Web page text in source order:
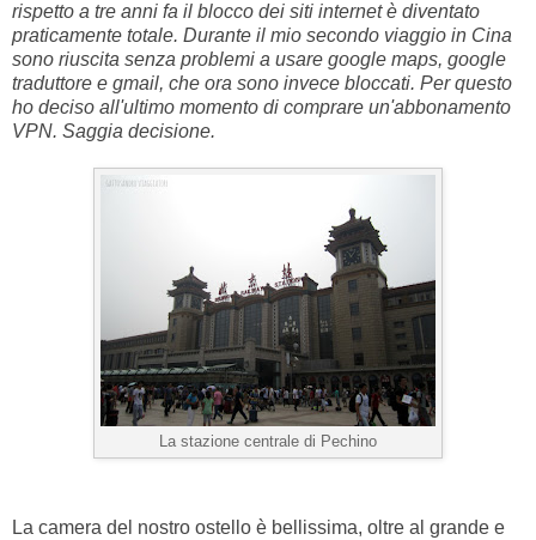
rispetto a tre anni fa il blocco dei siti internet è diventato
praticamente totale. Durante il mio secondo viaggio in Cina
sono riuscita senza problemi a usare google maps, google
traduttore e gmail, che ora sono invece bloccati. Per questo
ho deciso all'ultimo momento di comprare un'abbonamento
VPN. Saggia decisione.
La stazione centrale di Pechino
La camera del nostro ostello è bellissima, oltre al grande e